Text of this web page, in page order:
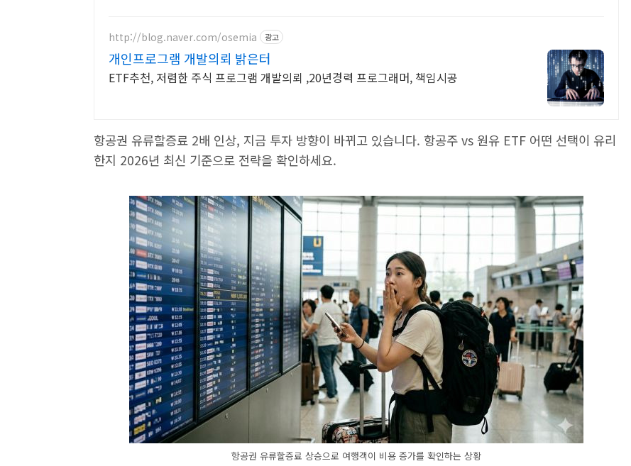
http://blog.naver.com/osemia 광고
개인프로그램 개발의뢰 밝은터
ETF추천, 저렴한 주식 프로그램 개발의뢰 ,20년경력 프로그래머, 책임시공
항공권 유류할증료 2배 인상, 지금 투자 방향이 바뀌고 있습니다. 항공주 vs 원유 ETF 어떤 선택이 유리
한지 2026년 최신 기준으로 전략을 확인하세요.
항공권 유류할증료 상승으로 여행객이 비용 증가를 확인하는 상황